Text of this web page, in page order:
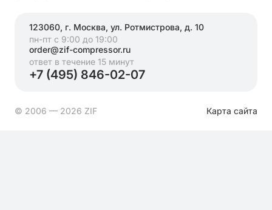
123060, г. Москва, ул. Ротмистрова, д. 10
пн-пт с 9:00 до 19:00
order@zif-compressor.ru
ответ в течение 15 минут
+7 (495) 846-02-07
© 2006 — 2026 ZIF Карта сайта